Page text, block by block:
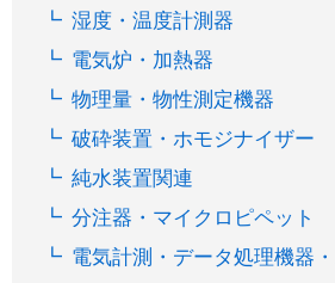
湿度・温度計測器
電気炉・加熱器
物理量・物性測定機器
破砕装置・ホモジナイザー
純水装置関連
分注器・マイクロピペット
電気計測・データ処理機器